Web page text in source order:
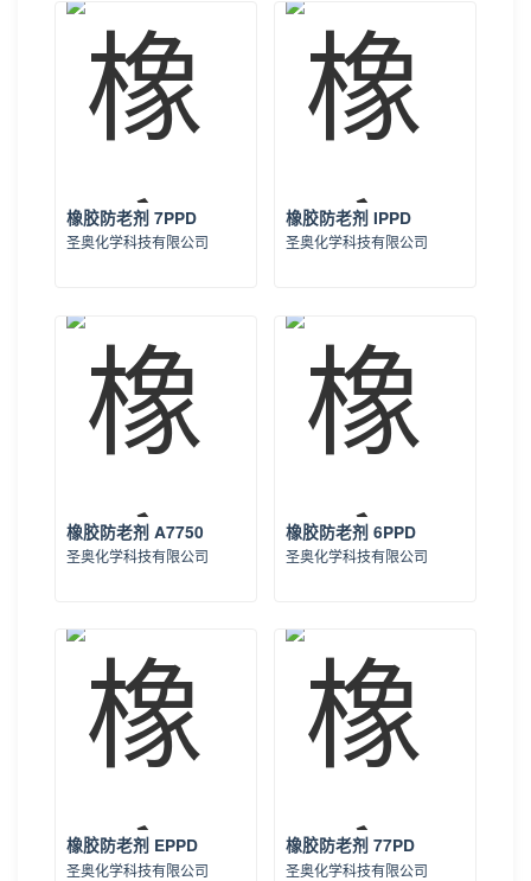
橡胶防老剂 7PPD
圣奥化学科技有限公司
橡胶防老剂 IPPD
圣奥化学科技有限公司
橡胶防老剂 A7750
圣奥化学科技有限公司
橡胶防老剂 6PPD
圣奥化学科技有限公司
橡胶防老剂 EPPD
圣奥化学科技有限公司
橡胶防老剂 77PD
圣奥化学科技有限公司